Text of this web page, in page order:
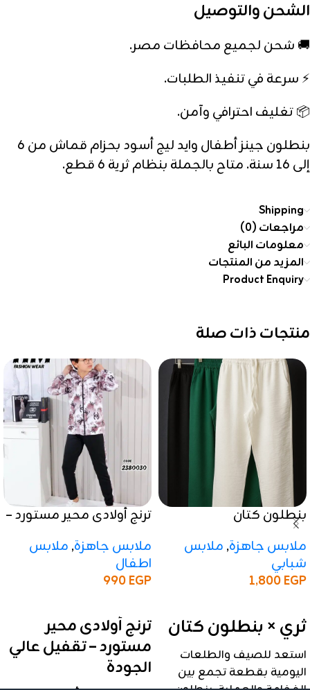
الشحن والتوصيل
🚚 شحن لجميع محافظات مصر.
⚡ سرعة في تنفيذ الطلبات.
📦 تغليف احترافي وآمن.
بنطلون جينز أطفال وايد ليج أسود بحزام قماش من 6
إلى 16 سنة. متاح بالجملة بنظام ثرية 6 قطع.
Shipping
مراجعات (0)
معلومات البائع
المزيد من المنتجات
Product Enquiry
منتجات ذات صلة
بنطلون كتان
ملابس جاهزة, ملابس
شبابي
1,800EGP
ثري × بنطلون كتان
استعد للصيف والطلعات
اليومية بقطعة تجمع بين
ترنج أولادى محير مستورد –
ملابس جاهزة, ملابس
اطفال
990EGP
ترنج أولادى محير
مستورد – تقفيل عالي
الجودة